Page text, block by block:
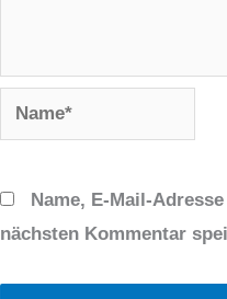
Name*
Name, E-Mail-
nächsten Kommentar